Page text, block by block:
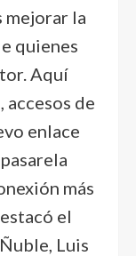
mejorar la
quienes
Aquí
accesos de
enlace
más
el
Luis